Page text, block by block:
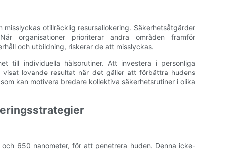
otillräcklig resursallokering. Säkerhetsåtgärder
organisationer prioriterar andra områden framför
och utbildning, riskerar de att misslyckas.
till individuella hälsorutiner. Att investera i personliga
lovande resultat när det gäller att förbättra hudens
kan motivera bredare kollektiva säkerhetsrutiner i olika
650 nanometer, för att penetrera huden. Denna icke-